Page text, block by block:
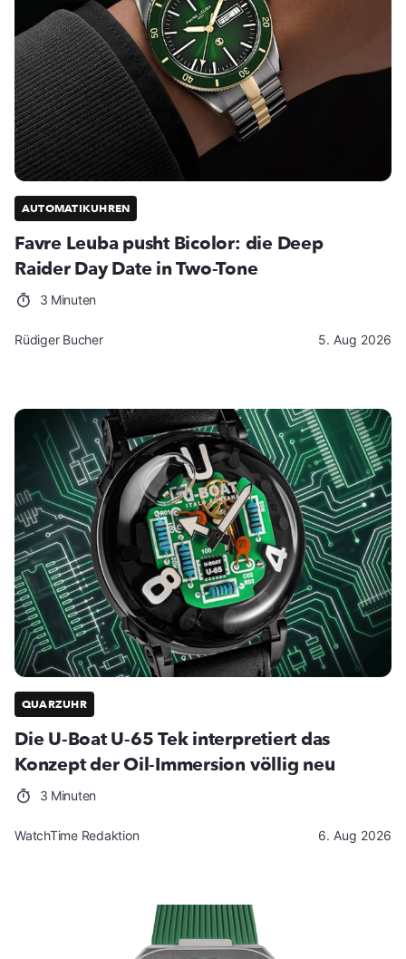
AUTOMATIKUHREN
Favre Leuba pusht Bicolor: die Deep
Raider Day Date in Two-Tone
3 Minuten
Rüdiger Bucher 5. Aug 2026
QUARZUHR
Die U-Boat U-65 Tek interpretiert das
Konzept der Oil-Immersion völlig neu
3 Minuten
WatchTime Redaktion 6. Aug 2026